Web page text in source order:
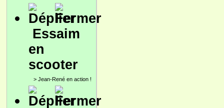
Essaim
en
scooter
> Jean-René en action !